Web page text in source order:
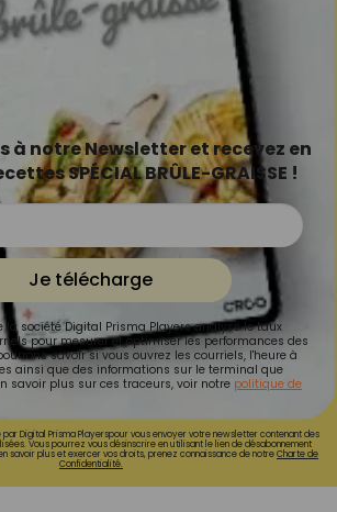
à notre Newsletter et recevez en
SPÉCIAL BRÛLE-GRAISSE !
Je télécharge
la société Digital Prisma Players analyse le taux
pour mesurer et optimiser les performances des
savoir si vous ouvrez les courriels, l'heure à
ainsi que des informations sur le terminal que
savoir plus sur ces traceurs, voir notre politique de
Digital Prisma Playerspour vous envoyer votre newsletter contenant des
Vous pourrez vous désinscrire en utilisant le lien de désabonnement
savoir plus et exercer vos droits, prenez connaissance de notreCharte de
Confidentialité.